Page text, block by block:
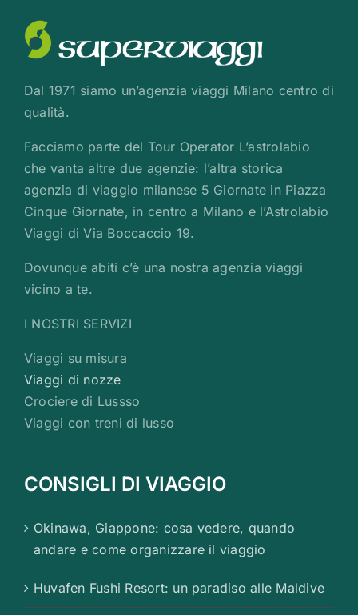
Dal 1971 siamo un’agenzia viaggi Milano centro di
qualità.
Facciamo parte del Tour Operator L’astrolabio
che vanta altre due agenzie: l’altra storica
agenzia di viaggio milanese 5 Giornate in Piazza
Cinque Giornate, in centro a Milano e l’Astrolabio
Viaggi di Via Boccaccio 19.
Dovunque abiti c’è una nostra agenzia viaggi
vicino a te.
I NOSTRI SERVIZI
Viaggi su misura
Viaggi di nozze
Crociere di Lussso
Viaggi con treni di lusso
CONSIGLI DI VIAGGIO
Okinawa, Giappone: cosa vedere, quando
andare e come organizzare il viaggio
Huvafen Fushi Resort: un paradiso alle Maldive